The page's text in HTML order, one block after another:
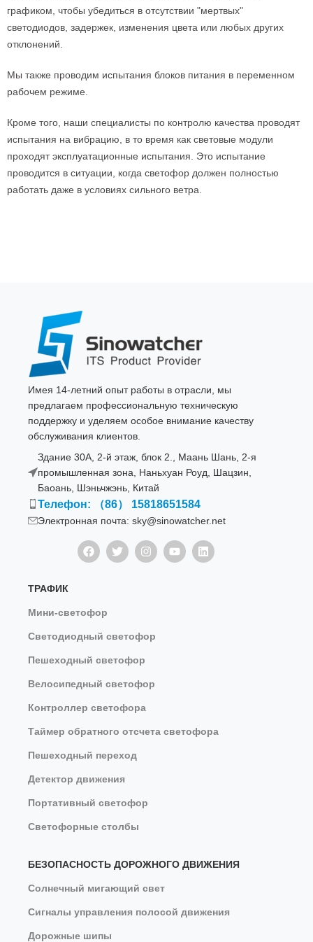
графиком, чтобы убедиться в отсутствии "мертвых"
светодиодов, задержек, изменения цвета или любых других
отклонений.
Мы также проводим испытания блоков питания в переменном
рабочем режиме.
Кроме того, наши специалисты по контролю качества проводят
испытания на вибрацию, в то время как световые модули
проходят эксплуатационные испытания. Это испытание
проводится в ситуации, когда светофор должен полностью
работать даже в условиях сильного ветра.
Имея 14-летний опыт работы в отрасли, мы
предлагаем профессиональную техническую
поддержку и уделяем особое внимание качеству
обслуживания клиентов.
Здание 30A, 2-й этаж, блок 2., Маань Шань, 2-я
промышленная зона, Наньхуан Роуд, Шацзин,
Баоань, Шэньчжэнь, Китай
Телефон: （86） 15818651584
Электронная почта: sky@sinowatcher.net
ТРАФИК
Мини-светофор
Светодиодный светофор
Пешеходный светофор
Велосипедный светофор
Контроллер светофора
Таймер обратного отсчета светофора
Пешеходный переход
Детектор движения
Портативный светофор
Светофорные столбы
БЕЗОПАСНОСТЬ ДОРОЖНОГО ДВИЖЕНИЯ
Солнечный мигающий свет
Сигналы управления полосой движения
Дорожные шипы